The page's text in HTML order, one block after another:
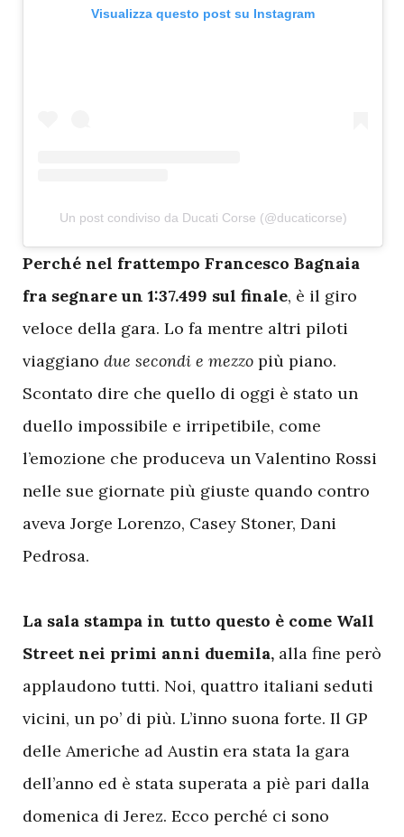
Visualizza questo post su Instagram
Un post condiviso da Ducati Corse (@ducaticorse)
Perché nel frattempo Francesco Bagnaia
fra segnare un 1:37.499 sul finale, è il giro
veloce della gara. Lo fa mentre altri piloti
viaggiano due secondi e mezzo più piano.
Scontato dire che quello di oggi è stato un
duello impossibile e irripetibile, come
l’emozione che produceva un Valentino Rossi
nelle sue giornate più giuste quando contro
aveva Jorge Lorenzo, Casey Stoner, Dani
Pedrosa.
La sala stampa in tutto questo è come Wall
Street nei primi anni duemila, alla fine però
applaudono tutti. Noi, quattro italiani seduti
vicini, un po’ di più. L’inno suona forte. Il GP
delle Americhe ad Austin era stata la gara
dell’anno ed è stata superata a piè pari dalla
domenica di Jerez. Ecco perché ci sono